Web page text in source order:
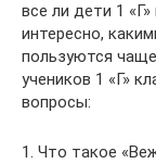
все ли дети 1
интересно,
пользуются
учеников 1 «Г»
вопросы:
1. Что такое